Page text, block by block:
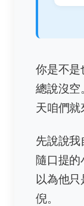
你是不是
總說沒空
天咱們就
先說說
隨口提
以為他
倪。